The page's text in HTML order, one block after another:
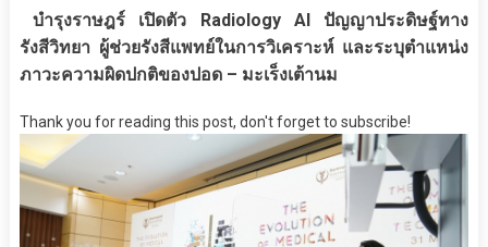
บำรุงราษฎร์ เปิดตัว Radiology AI ปัญญาประดิษฐ์ทาง
รังสีวิทยา ผู้ช่วยรังสีแพทย์ในการวิเคราะห์ และระบุตำแหน่ง
ภาวะความผิดปกติของปอด – มะเร็งเต้านม
Thank you for reading this post, don't forget to subscribe!